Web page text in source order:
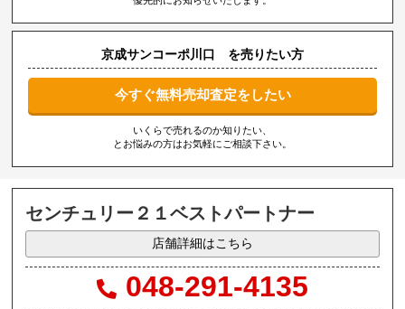
京成サンコーポ川口 を売りたい方
今すぐ無料売却査定をしたい
いくらで売れるのか知りたい、
とお悩みの方はお気軽にご相談下さい。
センチュリー２１ベストパートナー
店舗詳細はこちら
048-291-4135